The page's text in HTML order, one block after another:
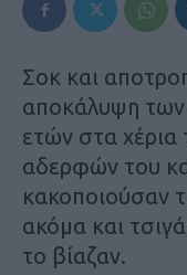
Σοκ και
αποκάλυψη των
ετών στα
αδερφών του
κακοποιούσαν
ακόμα και
το βίαζαν.